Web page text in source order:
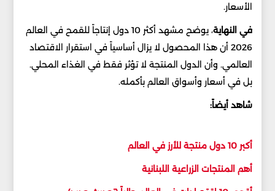
الأسعار.
في النهاية
، يوضح مشهد أكثر 10 دول إنتاجاً للقمح في العالم
2026 أن هذا المحصول لا يزال أساسياً في استقرار الاقتصاد
العالمي. وأن الدول المنتجة لا تؤثر فقط في الغذاء المحلي.
بل في أسعار وأسواق العالم بأكمله.
شاهد أيضاً:
أكبر 10 دول منتجة للأرز في العالم
أهم المنتجات الزراعية اللبنانية